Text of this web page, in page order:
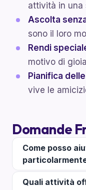
attività in una
Ascolta
sono il loro
Rendi
motivo di
Pianifica delle
vive le
Domande
Come posso
Quali attività